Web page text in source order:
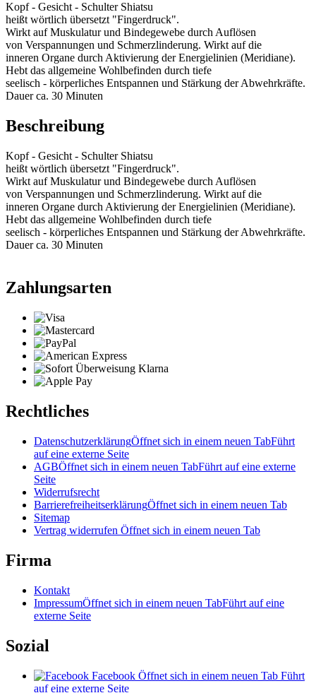
Kopf - Gesicht - Schulter Shiatsu
heißt wörtlich übersetzt "Fingerdruck".
Wirkt auf Muskulatur und Bindegewebe durch Auflösen
von Verspannungen und Schmerzlinderung. Wirkt auf die
inneren Organe durch Aktivierung der Energielinien (Meridiane).
Hebt das allgemeine Wohlbefinden durch tiefe
seelisch - körperliches Entspannen und Stärkung der Abwehrkräfte.
Dauer ca. 30 Minuten
Beschreibung
Kopf - Gesicht - Schulter Shiatsu
heißt wörtlich übersetzt "Fingerdruck".
Wirkt auf Muskulatur und Bindegewebe durch Auflösen
von Verspannungen und Schmerzlinderung. Wirkt auf die
inneren Organe durch Aktivierung der Energielinien (Meridiane).
Hebt das allgemeine Wohlbefinden durch tiefe
seelisch - körperliches Entspannen und Stärkung der Abwehrkräfte.
Dauer ca. 30 Minuten
Zahlungsarten
Rechtliches
DatenschutzerklärungÖffnet sich in einem neuen TabFührt
auf eine externe Seite
AGBÖffnet sich in einem neuen TabFührt auf eine externe
Seite
Widerrufsrecht
BarrierefreiheitserklärungÖffnet sich in einem neuen Tab
Sitemap
Vertrag widerrufen Öffnet sich in einem neuen Tab
Firma
Kontakt
ImpressumÖffnet sich in einem neuen TabFührt auf eine
externe Seite
Sozial
Facebook Öffnet sich in einem neuen Tab Führt
auf eine externe Seite